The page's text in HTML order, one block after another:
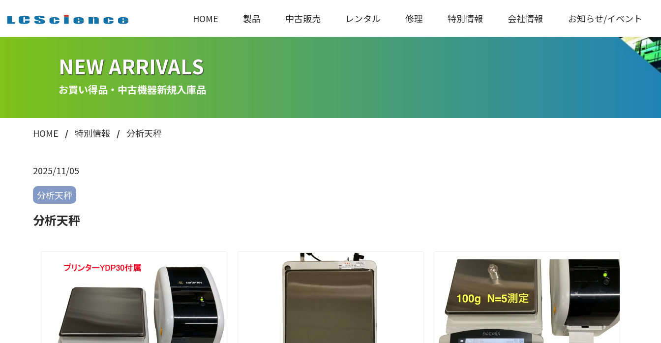
HOME 製品 中古販売 レンタル 修理 特別情報 会社情報 お知らせ/イベント
NEW ARRIVALS
お買い得品・中古機器新規入庫品
HOME 特別情報 分析天秤
2025/11/05
分析天秤
分析天秤